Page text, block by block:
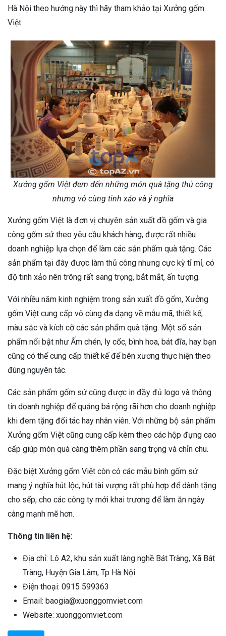
Hà Nội theo hướng này thì hãy tham khảo tại Xưởng gốm
Việt.
Xưởng gốm Việt đem đến những món quà tặng thủ công
nhưng vô cùng tinh xảo và ý nghĩa
Xưởng gốm Việt là đơn vị chuyên sản xuất đồ gốm và gia
công gốm sứ theo yêu cầu khách hàng, được rất nhiều
doanh nghiệp lựa chọn để làm các sản phẩm quà tặng. Các
sản phẩm tại đây được làm thủ công nhưng cực kỳ tỉ mỉ, có
độ tinh xảo nên trông rất sang trọng, bắt mắt, ấn tượng.
Với nhiều năm kinh nghiệm trong sản xuất đồ gốm, Xưởng
gốm Việt cung cấp vô cùng đa dạng về mẫu mã, thiết kế,
màu sắc và kích cỡ các sản phẩm quà tặng. Một số sản
phẩm nổi bật như Ấm chén, ly cốc, bình hoa, bát đĩa, hay bạn
cũng có thể cung cấp thiết kế để bên xương thực hiện theo
đúng nguyên tác.
Các sản phẩm gốm sứ cũng được in đầy đủ logo và thông
tin doanh nghiệp để quảng bá rộng rãi hơn cho doanh nghiệp
khi đem tặng đối tác hay nhân viên. Với những bộ sản phẩm
Xưởng gốm Việt cũng cung cấp kèm theo các hộp đựng cao
cấp giúp món quà càng thêm phần sang trọng và chỉn chu.
Đặc biệt Xưởng gốm Việt còn có các mẫu bình gốm sứ
mang ý nghĩa hút lộc, hút tài vượng rất phù hợp để dành tặng
cho sếp, cho các công ty mới khai trương để làm ăn ngày
càng mạnh mẽ hơn.
Thông tin liên hệ:
Địa chỉ: Lô A2, khu sản xuất làng nghề Bát Tràng, Xã Bát
Tràng, Huyện Gia Lâm, Tp Hà Nội
Điện thoại: 0915 599363
Email: baogia@xuonggomviet.com
Website: xuonggomviet.com